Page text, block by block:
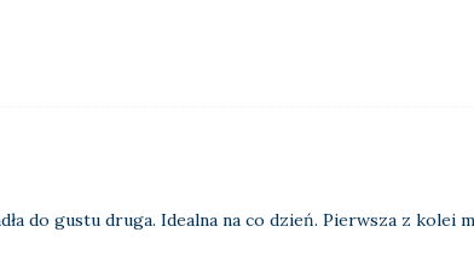
do gustu druga. Idealna na co dzień. Pierwsza z kolei